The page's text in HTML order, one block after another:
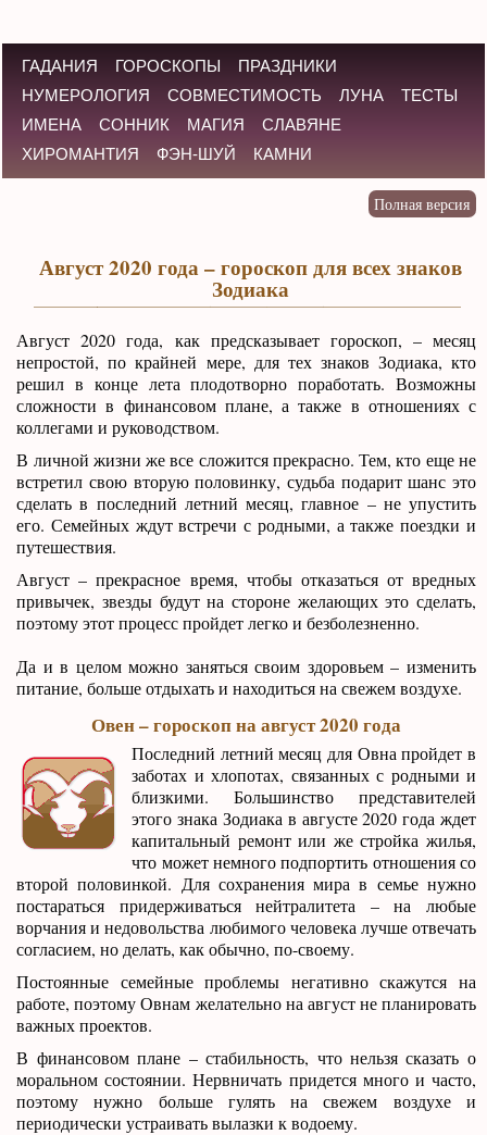
ГАДАНИЯ ГОРОСКОПЫ
ПРАЗДНИКИ
НУМЕРОЛОГИЯ
СОВМЕСТИМОСТЬ ЛУНА
ТЕСТЫ
ИМЕНА
СОННИК МАГИЯ
СЛАВЯНЕ
ХИРОМАНТИЯ
ФЭН-ШУЙ КАМНИ
Август 2020 года – гороскоп для всех знаков
Зодиака
Август 2020 года, как предсказывает гороскоп, – месяц
непростой, по крайней мере, для тех знаков Зодиака, кто
решил в конце лета плодотворно поработать. Возможны
сложности в финансовом плане, а также в отношениях с
коллегами и руководством.
В личной жизни же все сложится прекрасно. Тем, кто еще не
встретил свою вторую половинку, судьба подарит шанс это
сделать в последний летний месяц, главное – не упустить
его. Семейных ждут встречи с родными, а также поездки и
путешествия.
Август – прекрасное время, чтобы отказаться от вредных
привычек, звезды будут на стороне желающих это сделать,
поэтому этот процесс пройдет легко и безболезненно.
Да и в целом можно заняться своим здоровьем – изменить
питание, больше отдыхать и находиться на свежем воздухе.
Овен – гороскоп на август 2020 года
Последний летний месяц для Овна пройдет в
заботах и хлопотах, связанных с родными и
близкими. Большинство представителей
этого знака Зодиака в августе 2020 года ждет
капитальный ремонт или же стройка жилья,
что может немного подпортить отношения со
второй половинкой. Для сохранения мира в семье нужно
постараться придерживаться нейтралитета – на любые
ворчания и недовольства любимого человека лучше отвечать
согласием, но делать, как обычно, по-своему.
Постоянные семейные проблемы негативно скажутся на
работе, поэтому Овнам желательно на август не планировать
важных проектов.
В финансовом плане – стабильность, что нельзя сказать о
моральном состоянии. Нервничать придется много и часто,
поэтому нужно больше гулять на свежем воздухе и
периодически устраивать вылазки к водоему.